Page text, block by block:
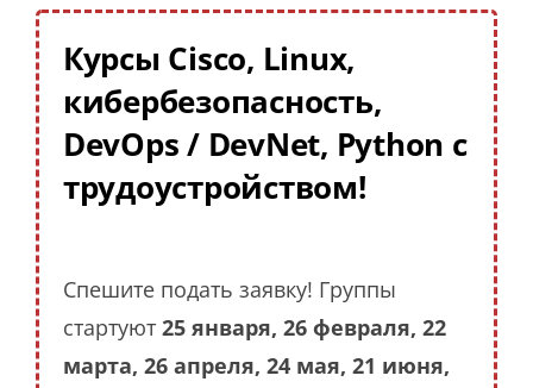
Курсы Cisco, Linux,
кибербезопасность,
DevOps / DevNet, Python с
трудоустройством!
Спешите подать заявку! Группы
стартуют 25 января, 26 февраля, 22
марта, 26 апреля, 24 мая, 21 июня,